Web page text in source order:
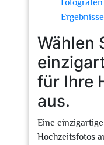
Wählen
für Ihre
aus.
Eine
Hochzeitsfotos